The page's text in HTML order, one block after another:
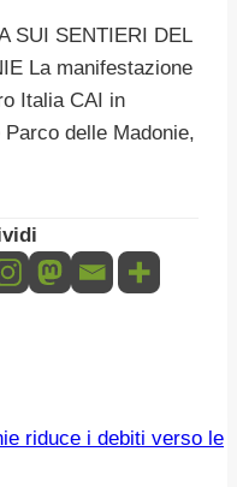
SUI SENTIERI DEL
La manifestazione
Italia CAI in
delle Madonie,